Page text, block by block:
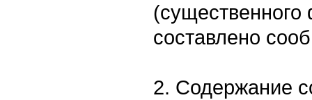
(существенного
составлено
2. Содержание